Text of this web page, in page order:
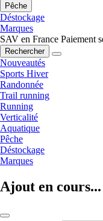
Pêche
Déstockage
Marques
SAV en France Paiement
Rechercher
Nouveautés
Sports Hiver
Randonnée
Trail running
Running
Verticalité
Aquatique
Pêche
Déstockage
Marques
Ajout en cours...